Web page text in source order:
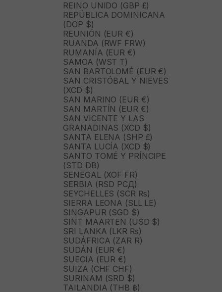
REINO UNIDO (GBP £)
REPÚBLICA DOMINICANA
(DOP $)
REUNIÓN (EUR €)
RUANDA (RWF FRW)
RUMANÍA (EUR €)
SAMOA (WST T)
SAN BARTOLOMÉ (EUR €)
SAN CRISTÓBAL Y NIEVES
(XCD $)
SAN MARINO (EUR €)
SAN MARTÍN (EUR €)
SAN VICENTE Y LAS
GRANADINAS (XCD $)
SANTA ELENA (SHP £)
SANTA LUCÍA (XCD $)
SANTO TOMÉ Y PRÍNCIPE
(STD DB)
SENEGAL (XOF FR)
SERBIA (RSD РСД)
SEYCHELLES (SCR ₨)
SIERRA LEONA (SLL LE)
SINGAPUR (SGD $)
SINT MAARTEN (USD $)
SRI LANKA (LKR ₨)
SUDÁFRICA (ZAR R)
SUDÁN (EUR €)
SUECIA (EUR €)
SUIZA (CHF CHF)
SURINAM (SRD $)
TAILANDIA (THB ฿)